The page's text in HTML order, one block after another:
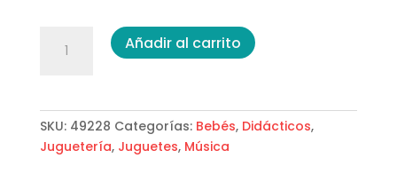
Añadir al carrito
SKU: 49228 Categorías: Bebés, Didácticos,
Juguetería, Juguetes, Música